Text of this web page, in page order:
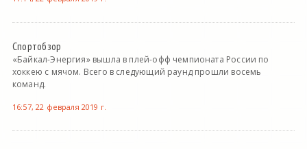
Спортобзор
«Байкал-Энергия» вышла в плей-офф чемпионата России по
хоккею с мячом. Всего в следующий раунд прошли восемь
команд.
16:57, 22 февраля 2019 г.